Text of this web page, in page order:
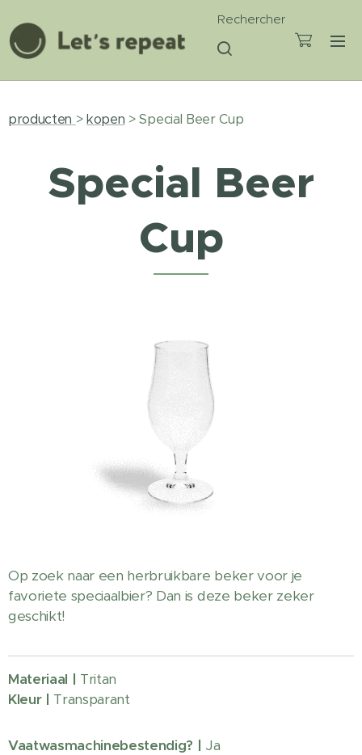
Rechercher
producten >kopen > Special Beer Cup
Special Beer
Cup
Op zoek naar een herbruikbare beker voor je
favoriete speciaalbier? Dan is deze beker zeker
geschikt!
Materiaal | Tritan
Kleur | Transparant
Vaatwasmachinebestendig? | Ja